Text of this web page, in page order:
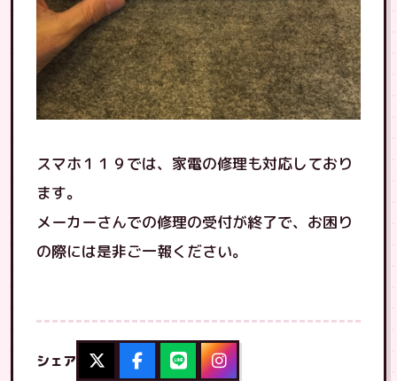
スマホ１１９では、家電の修理も対応しており
ます。
メーカーさんでの修理の受付が終了で、お困り
の際には是非ご一報ください。
シェア